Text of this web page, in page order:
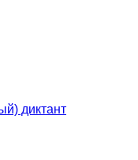
диктант